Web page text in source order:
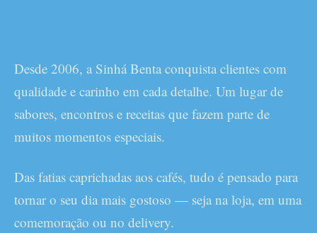
Desde 2006, a Sinhá Benta conquista clientes com
qualidade e carinho em cada detalhe. Um lugar de
sabores, encontros e receitas que fazem parte de
muitos momentos especiais.
Das fatias caprichadas aos cafés, tudo é pensado para
tornar o seu dia mais gostoso — seja na loja, em uma
comemoração ou no delivery.